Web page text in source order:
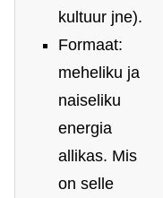
kultuur jne).
Formaat:
meheliku ja
naiseliku
energia
allikas. Mis
on selle